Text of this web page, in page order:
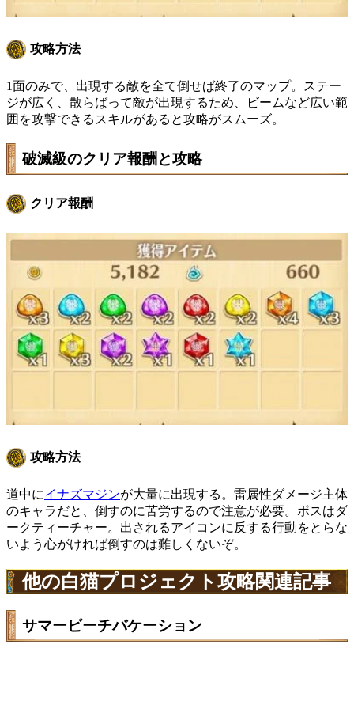
攻略方法
1面のみで、出現する敵を全て倒せば終了のマップ。ステー
ジが広く、散らばって敵が出現するため、ビームなど広い範
囲を攻撃できるスキルがあると攻略がスムーズ。
破滅級のクリア報酬と攻略
クリア報酬
攻略方法
道中にイナズマジンが大量に出現する。雷属性ダメージ主体
のキャラだと、倒すのに苦労するので注意が必要。ボスはダ
ークティーチャー。出されるアイコンに反する行動をとらな
いよう心がければ倒すのは難しくないぞ。
他の白猫プロジェクト攻略関連記事
サマービーチバケーション